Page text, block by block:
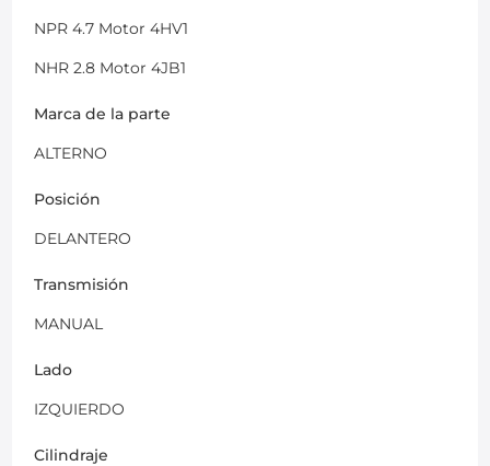
NPR 4.7 Motor 4HV1
NHR 2.8 Motor 4JB1
Marca de la parte
ALTERNO
Posición
DELANTERO
Transmisión
MANUAL
Lado
IZQUIERDO
Cilindraje